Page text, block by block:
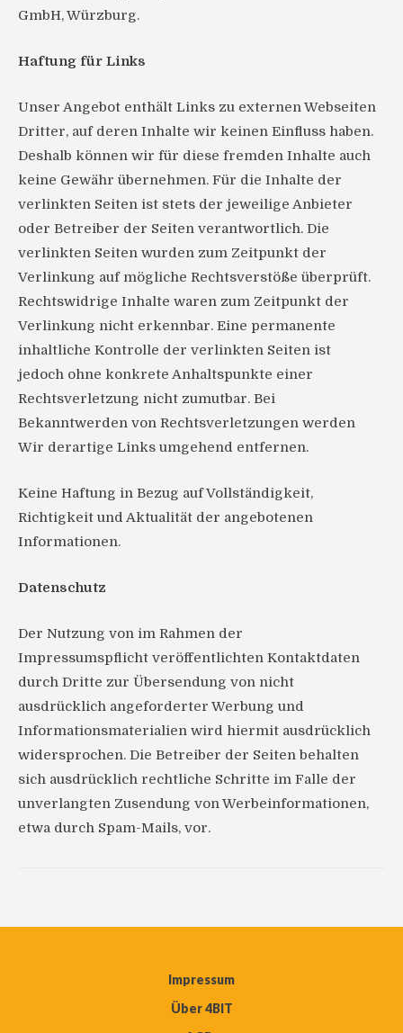
GmbH, Würzburg.
Haftung für Links
Unser Angebot enthält Links zu externen Webseiten
Dritter, auf deren Inhalte wir keinen Einfluss haben.
Deshalb können wir für diese fremden Inhalte auch
keine Gewähr übernehmen. Für die Inhalte der
verlinkten Seiten ist stets der jeweilige Anbieter
oder Betreiber der Seiten verantwortlich. Die
verlinkten Seiten wurden zum Zeitpunkt der
Verlinkung auf mögliche Rechtsverstöße überprüft.
Rechtswidrige Inhalte waren zum Zeitpunkt der
Verlinkung nicht erkennbar. Eine permanente
inhaltliche Kontrolle der verlinkten Seiten ist
jedoch ohne konkrete Anhaltspunkte einer
Rechtsverletzung nicht zumutbar. Bei
Bekanntwerden von Rechtsverletzungen werden
Wir derartige Links umgehend entfernen.
Keine Haftung in Bezug auf Vollständigkeit,
Richtigkeit und Aktualität der angebotenen
Informationen.
Datenschutz
Der Nutzung von im Rahmen der
Impressumspflicht veröffentlichten Kontaktdaten
durch Dritte zur Übersendung von nicht
ausdrücklich angeforderter Werbung und
Informationsmaterialien wird hiermit ausdrücklich
widersprochen. Die Betreiber der Seiten behalten
sich ausdrücklich rechtliche Schritte im Falle der
unverlangten Zusendung von Werbeinformationen,
etwa durch Spam-Mails, vor.
Impressum
Über 4BIT